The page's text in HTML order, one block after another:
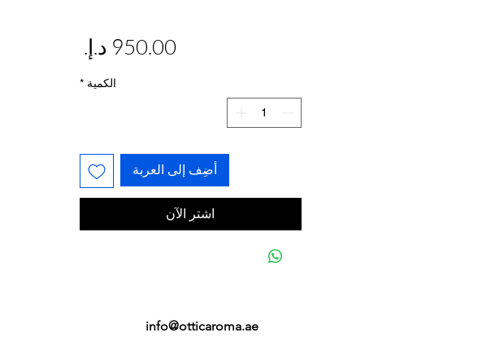
‏950.00 د.إ.‏
الكمية *
أضِف إلى العربة
اشترِ الآن
info@otticaroma.ae